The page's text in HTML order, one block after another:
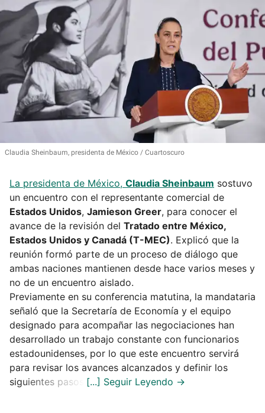
Claudia Sheinbaum, presidenta de México Cuartoscuro
La presidenta de México, Claudia Sheinbaum sostuvo
un encuentro con el representante comercial de
Estados Unidos, Jamieson Greer, para conocer el
avance de la revisión del Tratado entre México,
Estados Unidos y Canadá (T-MEC). Explicó que la
reunión formó parte de un proceso de diálogo que
ambas naciones mantienen desde hace varios meses y
no de un encuentro aislado.
Previamente en su conferencia matutina, la mandataria
señaló que la Secretaría de Economía y el equipo
designado para acompañar las negociaciones han
desarrollado un trabajo constante con funcionarios
estadounidenses, por lo que este encuentro servirá
para revisar los avances alcanzados y definir los
siguientes pasos.